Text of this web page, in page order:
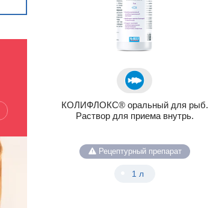
КОЛИФЛОКС® оральный для рыб.
Раствор для приема внутрь.
Рецептурный препарат
1 л